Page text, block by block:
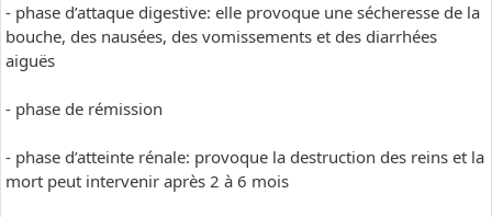
- phase d’attaque digestive: elle provoque une sécheresse de la
bouche, des nausées, des vomissements et des diarrhées
aiguës
- phase de rémission
- phase d’atteinte rénale: provoque la destruction des reins et la
mort peut intervenir après 2 à 6 mois